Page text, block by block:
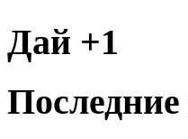
Дай +1